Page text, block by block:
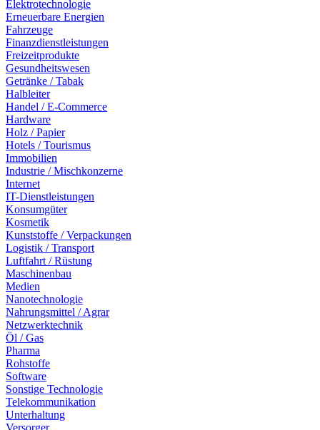
Elektrotechnologie
Erneuerbare Energien
Fahrzeuge
Finanzdienstleistungen
Freizeitprodukte
Gesundheitswesen
Getränke / Tabak
Halbleiter
Handel / E-Commerce
Hardware
Holz / Papier
Hotels / Tourismus
Immobilien
Industrie / Mischkonzerne
Internet
IT-Dienstleistungen
Konsumgüter
Kosmetik
Kunststoffe / Verpackungen
Logistik / Transport
Luftfahrt / Rüstung
Maschinenbau
Medien
Nanotechnologie
Nahrungsmittel / Agrar
Netzwerktechnik
Öl / Gas
Pharma
Rohstoffe
Software
Sonstige Technologie
Telekommunikation
Unterhaltung
Versorger